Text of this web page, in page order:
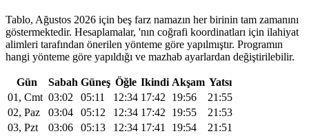
Tablo, Ağustos 2026 için beş farz namazın her birinin tam zamanını
göstermektedir. Hesaplamalar, 'nın coğrafi koordinatları için ilahiyat
alimleri tarafından önerilen yönteme göre yapılmıştır. Programın
hangi yönteme göre yapıldığı ve mazhab ayarlardan değiştirilebilir.
Gün Sabah Güneş Öğle Ikindi Akşam Yatsı
01, Cmt 03:02 05:11 12:34 17:42 19:56
21:55
02, Paz
03:04 05:12 12:34 17:42 19:55
21:53
03, Pzt
03:06 05:13 12:34 17:41 19:54
21:51